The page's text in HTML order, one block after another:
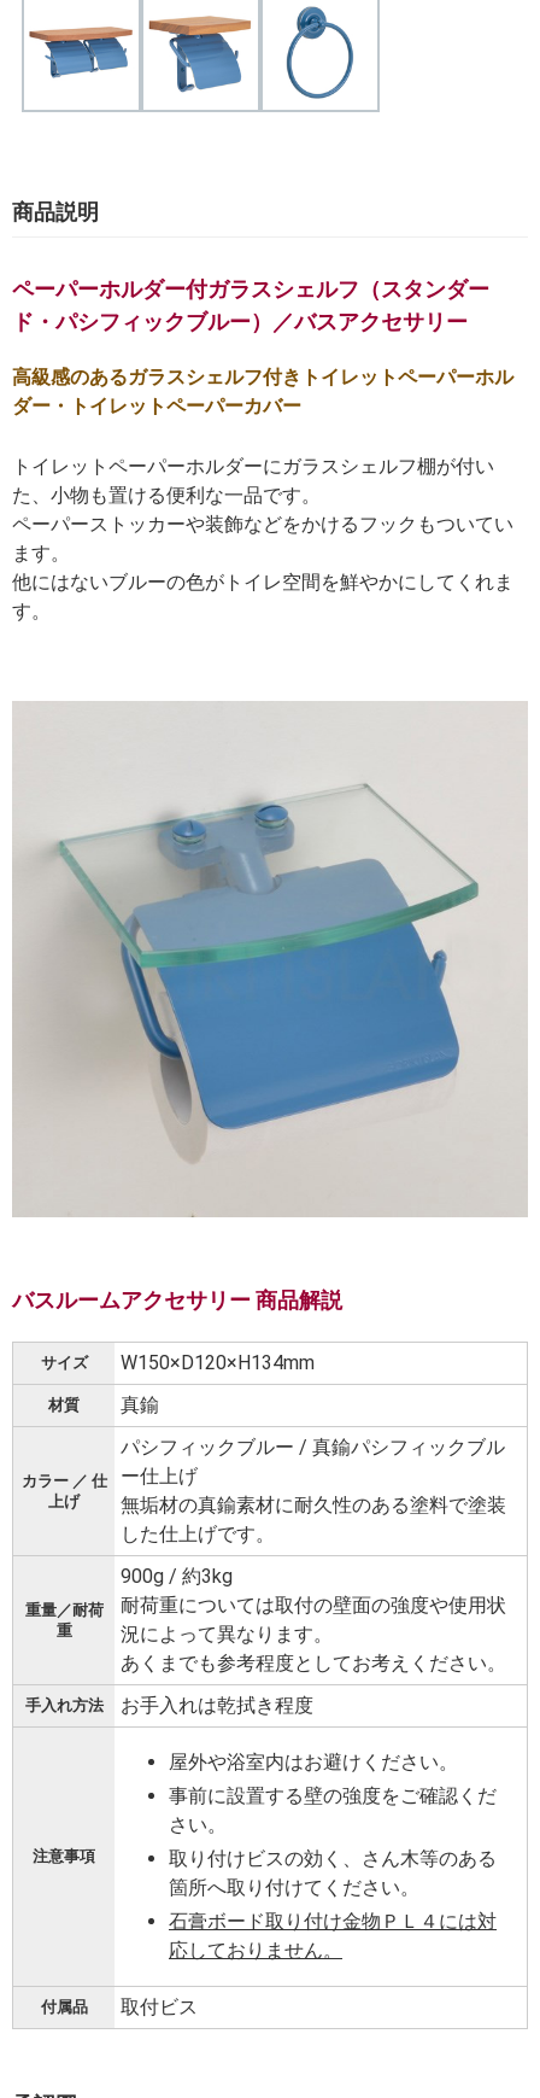
商品説明
ペーパーホルダー付ガラスシェルフ（スタンダー
ド・パシフィックブルー）／バスアクセサリー
高級感のあるガラスシェルフ付きトイレットペーパーホル
ダー・トイレットペーパーカバー
トイレットペーパーホルダーにガラスシェルフ棚が付い
た、小物も置ける便利な一品です。
ペーパーストッカーや装飾などをかけるフックもついてい
ます。
他にはないブルーの色がトイレ空間を鮮やかにしてくれま
す。
バスルームアクセサリー 商品解説
サイズ W150×D120×H134mm
材質 真鍮
カラー ／ 仕
上げ
パシフィックブルー / 真鍮パシフィックブル
ー仕上げ
無垢材の真鍮素材に耐久性のある塗料で塗装
した仕上げです。
重量／耐荷
重
900g / 約3kg
耐荷重については取付の壁面の強度や使用状
況によって異なります。
あくまでも参考程度としてお考えください。
手入れ方法 お手入れは乾拭き程度
注意事項
屋外や浴室内はお避けください。
事前に設置する壁の強度をご確認くだ
さい。
取り付けビスの効く、さん木等のある
箇所へ取り付けてください。
石膏ボード取り付け金物ＰＬ４には対
応しておりません。
付属品 取付ビス